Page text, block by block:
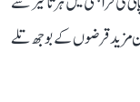
مزید قرضوں کے بوجھ تلے